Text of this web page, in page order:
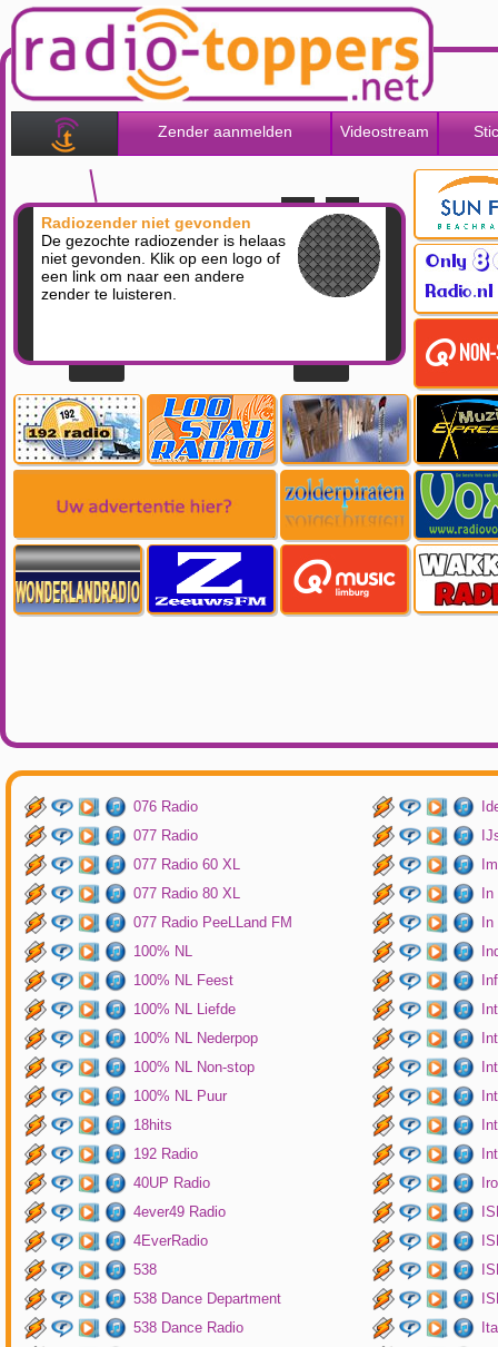
Zender aanmelden Videostream
Radiozender niet gevonden
De gezochte radiozender is helaas
niet gevonden. Klik op een logo of
een link om naar een andere
zender te luisteren.
076 Radio
077 Radio
077 Radio 60 XL
077 Radio 80 XL
077 Radio PeeLLand FM
100% NL
100% NL Feest
100% NL Liefde
100% NL Nederpop
100% NL Non-stop
100% NL Puur
18hits
192 Radio
40UP Radio
4ever49 Radio
4EverRadio
538
538 Dance Department
538 Dance Radio